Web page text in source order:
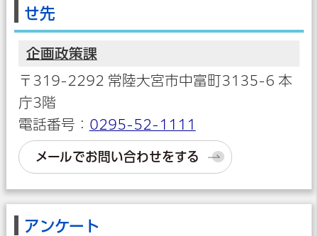
せ先
企画政策課
〒319-2292 常陸大宮市中富町3135-6 本
庁3階
電話番号： 0295-52-1111
メールでお問い合わせをする
アンケート